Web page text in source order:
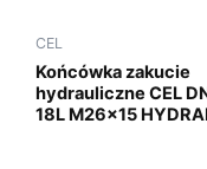
CEL
Końcówka zakucie
hydrauliczne CEL
18L M26x15